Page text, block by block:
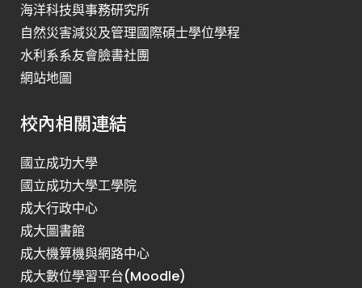
海洋科技與事務研究所
自然災害減災及管理國際碩士學位學程
水利系系友會臉書社團
網站地圖
校內相關連結
國立成功大學
國立成功大學工學院
成大行政中心
成大圖書館
成大機算機與網路中心
成大數位學習平台(Moodle)